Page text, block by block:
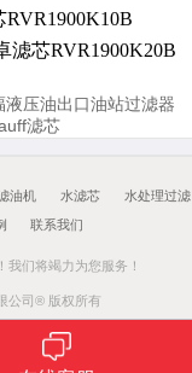
RVR1900K10B
滤芯RVR1900K20B
压油出口油站过滤器
滤芯
油机 水滤芯
水处理过滤
联系我们
们将竭力为您服务！
公司® 版权所有